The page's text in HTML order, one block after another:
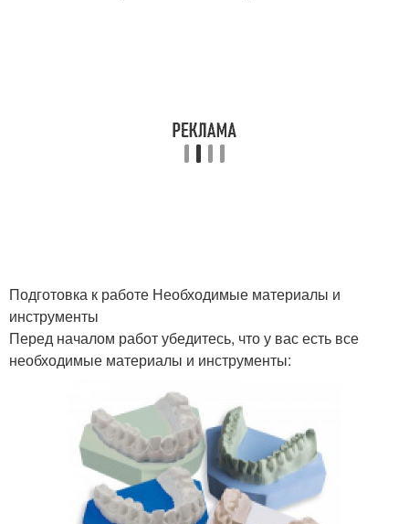
Подготовка к работе Необходимые материалы и
инструменты
Перед началом работ убедитесь, что у вас есть все
необходимые материалы и инструменты: